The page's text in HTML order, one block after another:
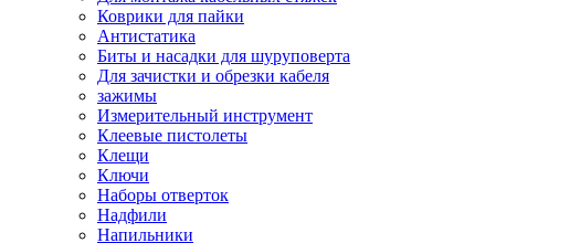
Коврики для пайки
Антистатика
Биты и насадки для шуруповерта
Для зачистки и обрезки кабеля
зажимы
Измерительный инструмент
Клеевые пистолеты
Клещи
Ключи
Наборы отверток
Надфили
Напильники